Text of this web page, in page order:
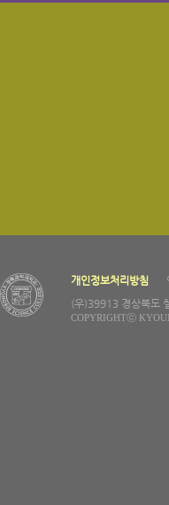
개인정보처리방침
(우)39913 경상북도
COPYRIGHTⓒ